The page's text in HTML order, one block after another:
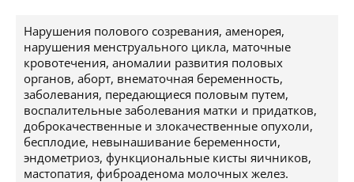
Нарушения полового созревания, аменорея,
нарушения менструального цикла, маточные
кровотечения, аномалии развития половых
органов, аборт, внематочная беременность,
заболевания, передающиеся половым путем,
воспалительные заболевания матки и придатков,
доброкачественные и злокачественные опухоли,
бесплодие, невынашивание беременности,
эндометриоз, функциональные кисты яичников,
мастопатия, фиброаденома молочных желез.